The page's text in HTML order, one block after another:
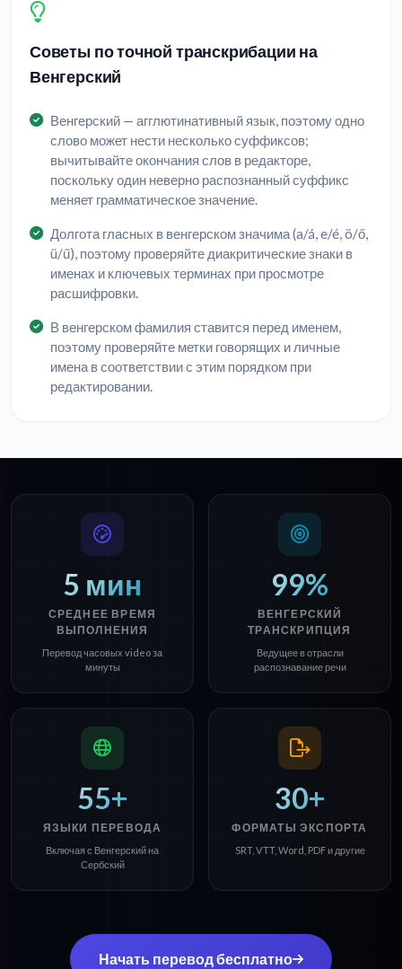
Советы по точной транскрибации на
Венгерский
Венгерский — агглютинативный язык, поэтому одно
слово может нести несколько суффиксов;
вычитывайте окончания слов в редакторе,
поскольку один неверно распознанный суффикс
меняет грамматическое значение.
Долгота гласных в венгерском значима (a/á, e/é, ö/ő,
ü/ű), поэтому проверяйте диакритические знаки в
именах и ключевых терминах при просмотре
расшифровки.
В венгерском фамилия ставится перед именем,
поэтому проверяйте метки говорящих и личные
имена в соответствии с этим порядком при
редактировании.
5 мин
СРЕДНЕЕ ВРЕМЯ
ВЫПОЛНЕНИЯ
Перевод часовых video за
минуты
99%
ВЕНГЕРСКИЙ
ТРАНСКРИПЦИЯ
Ведущее в отрасли
распознавание речи
55+
ЯЗЫКИ ПЕРЕВОДА
Включая с Венгерский на
Сербский
30+
ФОРМАТЫ ЭКСПОРТА
SRT, VTT, Word, PDF и другие
Начать перевод бесплатно